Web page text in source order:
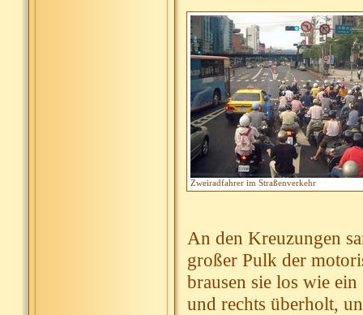
Zweiradfahrer im Straßenverkehr
An den Kreuzungen
großer Pulk der
brausen sie los wie
und rechts überholt,